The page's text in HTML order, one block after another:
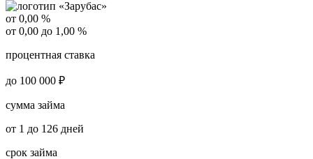
от 0,00 %
от 0,00 до 1,00 %
процентная ставка
до 100 000 ₽
сумма займа
от 1 до 126 дней
срок займа